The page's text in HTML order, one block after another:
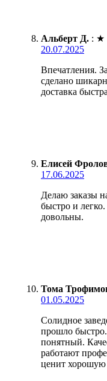
Альберт Д. : ★
20.07.2025
Впечатления.
сделано
доставка
Елисей
17.06.2025
Делаю заказы
быстро и
довольны.
Тома
01.05.2025
Солидное
прошло
понятный.
работают
ценит